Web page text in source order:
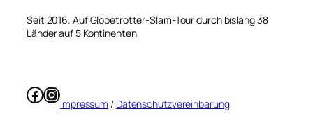
Seit 2016. Auf Globetrotter-Slam-Tour durch bislang 38
Länder auf 5 Kontinenten
Facebook
Instagram
Impressum / Datenschutzvereinbarung